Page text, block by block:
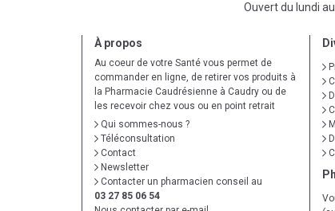
Ouvert du lundi
À propos
Au coeur de votre Santé vous permet de
commander en ligne, de retirer vos produits à
la Pharmacie Caudrésienne à Caudry ou de
les recevoir chez vous ou en point retrait
Qui sommes-nous ?
Téléconsultation
Contact
Newsletter
Contacter un pharmacien conseil au
03 27 85 06 54